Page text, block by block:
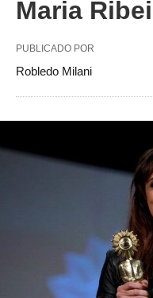
Maria
PUBLICADO POR
Robledo Milani